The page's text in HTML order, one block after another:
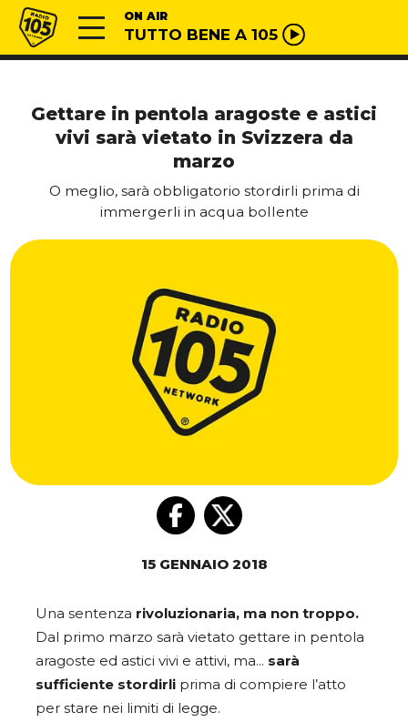
Vai al contenuto
Radio 105 ON AIR
TUTTO BENE A 105
Gettare in pentola aragoste e astici
vivi sarà vietato in Svizzera da
marzo
O meglio, sarà obbligatorio stordirli prima di
immergerli in acqua bollente
15 GENNAIO 2018
Una sentenza rivoluzionaria, ma non troppo.
Dal primo marzo sarà vietato gettare in pentola
aragoste ed astici vivi e attivi, ma… sarà
sufficiente stordirli prima di compiere l’atto
per stare nei limiti di legge.